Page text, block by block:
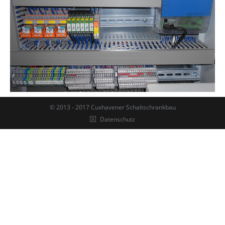
© 2013 - 2017 Cuxhavener Schaltschrankbau
Datenschutz